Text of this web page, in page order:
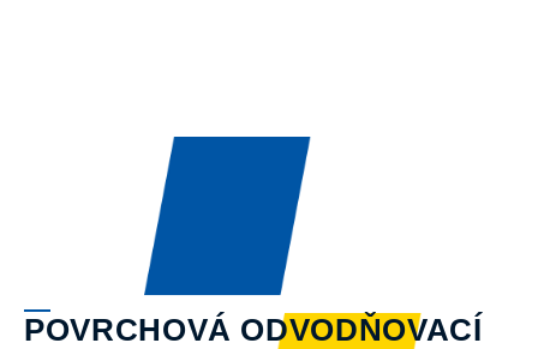
POVRCHOVÁ ODVODŇOVACÍ